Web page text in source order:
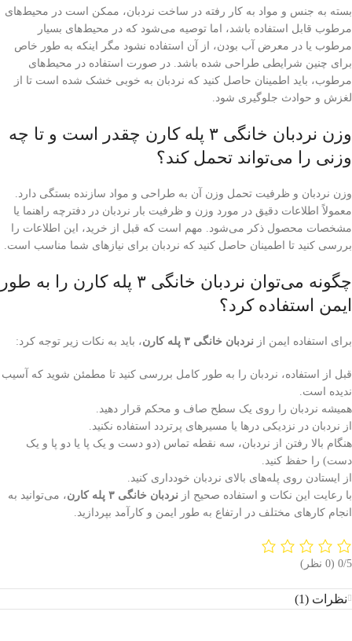
بسته به جنس و مواد به کار رفته در ساخت نردبان، ممکن است در محیط‌های
مرطوب قابل استفاده باشد، اما توصیه می‌شود که در محیط‌های بسیار
مرطوب یا در معرض آب بودن، از آن استفاده نشود مگر اینکه به طور خاص
برای چنین شرایطی طراحی شده باشد. در صورت استفاده در محیط‌های
مرطوب، باید اطمینان حاصل کنید که نردبان به خوبی خشک شده است تا از
لغزش و حوادث جلوگیری شود.
وزن نردبان خانگی ۳ پله کارن چقدر است و تا چه
وزنی را می‌تواند تحمل کند؟
وزن نردبان و ظرفیت تحمل وزن آن به طراحی و مواد سازنده بستگی دارد.
معمولاً اطلاعات دقیق در مورد وزن و ظرفیت بار نردبان در دفترچه راهنما یا
مشخصات محصول ذکر می‌شود. مهم است که قبل از خرید، این اطلاعات را
بررسی کنید تا اطمینان حاصل کنید که نردبان برای نیازهای شما مناسب است.
چگونه می‌توان نردبان خانگی ۳ پله کارن را به طور
ایمن استفاده کرد؟
برای استفاده ایمن از نردبان خانگی ۳ پله کارن، باید به نکات زیر توجه کرد:
قبل از استفاده، نردبان را به طور کامل بررسی کنید تا مطمئن شوید که آسیب
ندیده است.
همیشه نردبان را روی یک سطح صاف و محکم قرار دهید.
از نردبان در نزدیکی درها یا مسیرهای پرتردد استفاده نکنید.
هنگام بالا رفتن از نردبان، سه نقطه تماس (دو دست و یک پا یا دو پا و یک
دست) را حفظ کنید.
از ایستادن روی پله‌های بالای نردبان خودداری کنید.
با رعایت این نکات و استفاده صحیح از نردبان خانگی ۳ پله کارن، می‌توانید به
انجام کارهای مختلف در ارتفاع به طور ایمن و کارآمد بپردازید.
‫0/5 ‫(0 نظر)
نظرات (1)